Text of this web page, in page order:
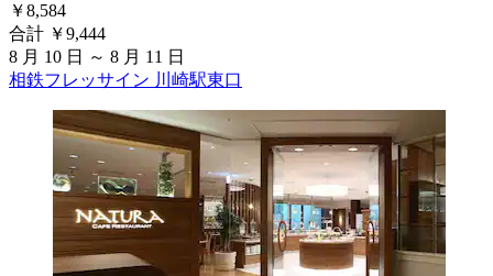
￥8,584
合計 ￥9,444
8 月 10 日 ～ 8 月 11 日
相鉄フレッサイン 川崎駅東口